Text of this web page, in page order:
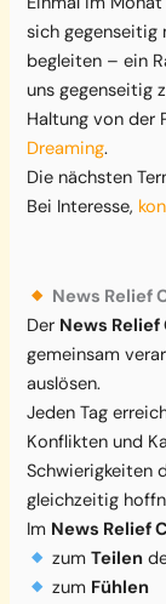
g
E
-
M
a
i
l
-
r
e
s
s
e
sich gegenseitig
begleiten – ein
uns gegenseitig
Haltung von der
Dreaming.
Die nächsten
Bei Interesse,
News Relief
Der News Relief
gemeinsam
auslösen.
Jeden Tag
Konflikten und
Schwierigkeiten
gleichzeitig
Im News Relief
zumTeilen
zum Fühlen